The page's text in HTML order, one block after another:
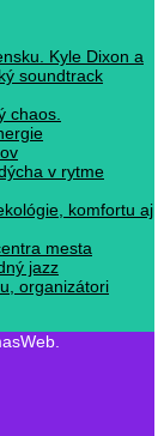
Kyle Dixon a
soundtrack
chaos.
v rytme
komfortu aj
mesta
jazz
organizátori